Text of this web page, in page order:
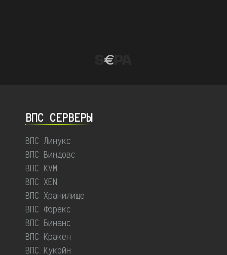
ВПС СЕРВЕРЫ
ВПС Линукс
ВПС Виндовс
ВПС KVM
ВПС XEN
ВПС Хранилище
ВПС Форекс
ВПС Бинанс
ВПС Кракен
ВПС Кукойн